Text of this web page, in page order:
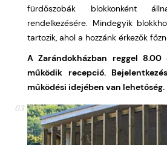
fürdőszobák blokkonként
rendelkezésére. Mindegyik
tartozik, ahol a hozzánk érkezők
A Zarándokházban reggel
működik recepció.
működési idejében van lehetőség.
03